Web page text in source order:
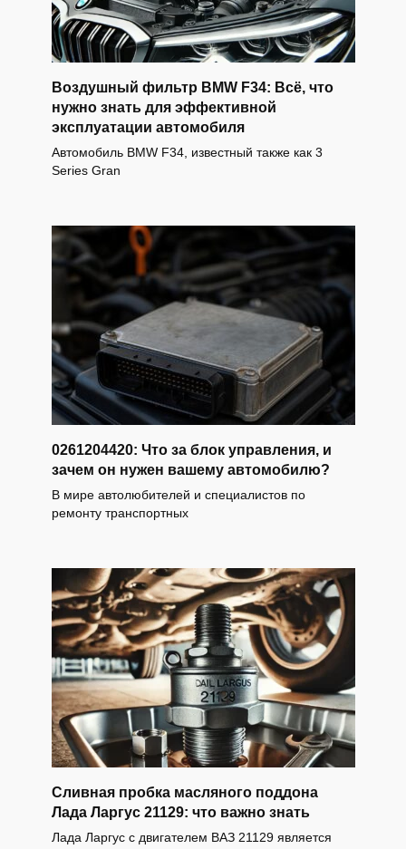
Воздушный фильтр BMW F34: Всё, что
нужно знать для эффективной
эксплуатации автомобиля
Автомобиль BMW F34, известный также как 3
Series Gran
0261204420: Что за блок управления, и
зачем он нужен вашему автомобилю?
В мире автолюбителей и специалистов по
ремонту транспортных
Сливная пробка масляного поддона
Лада Ларгус 21129: что важно знать
Лада Ларгус с двигателем ВАЗ 21129 является